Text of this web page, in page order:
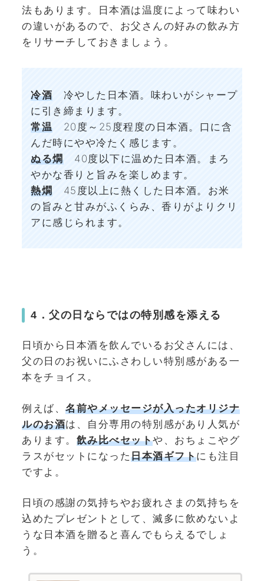
法もあります。日本酒は温度によって味わい
の違いがあるので、お父さんの好みの飲み方
をリサーチしておきましょう。
冷酒 冷やした日本酒。味わいがシャープ
に引き締まります。
常温 20度～25度程度の日本酒。口に含
んだ時にやや冷たく感じます。
ぬる燗40度以下に温めた日本酒。まろ
やかな香りと旨みを楽しめます。
熱燗 45度以上に熱くした日本酒。お米
の旨みと甘みがふくらみ、香りがよりクリ
アに感じられます。
4．父の日ならではの特別感を添える
日頃から日本酒を飲んでいるお父さんには、
父の日のお祝いにふさわしい特別感がある一
本をチョイス。
例えば、 名前やメッセージが入ったオリジナ
ルのお酒は、自分専用の特別感があり人気が
あります。 飲み比べセットや、おちょこやグ
ラスがセットになった日本酒ギフトにも注目
ですよ。
日頃の感謝の気持ちやお疲れさまの気持ちを
込めたプレゼントとして、滅多に飲めないよ
うな日本酒を贈ると喜んでもらえるでしょ
う。